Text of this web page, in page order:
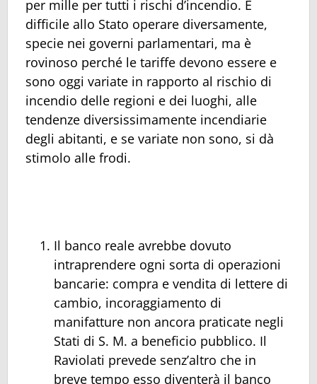
per mille per tutti i rischi d’incendio. È
difficile allo Stato operare diversamente,
specie nei governi parlamentari, ma è
rovinoso perché le tariffe devono essere e
sono oggi variate in rapporto al rischio di
incendio delle regioni e dei luoghi, alle
tendenze diversissimamente incendiarie
degli abitanti, e se variate non sono, si dà
stimolo alle frodi.
Il banco reale avrebbe dovuto
intraprendere ogni sorta di operazioni
bancarie: compra e vendita di lettere di
cambio, incoraggiamento di
manifatture non ancora praticate negli
Stati di S. M. a beneficio pubblico. Il
Raviolati prevede senz’altro che in
breve tempo esso diventerà il banco